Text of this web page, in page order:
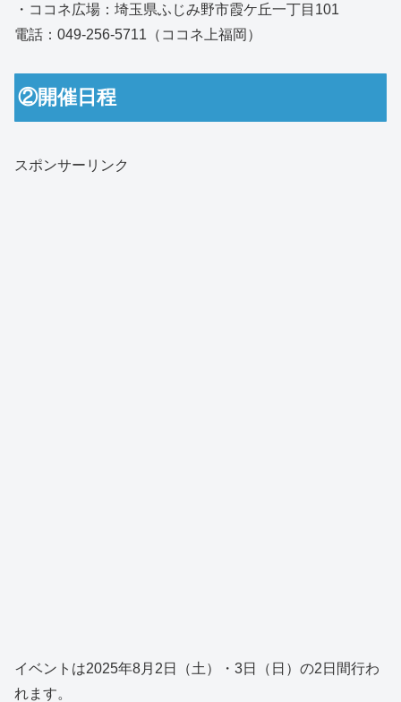
・ココネ広場：埼玉県ふじみ野市霞ケ丘一丁目101
電話：049-256-5711（ココネ上福岡）
②開催日程
スポンサーリンク
イベントは2025年8月2日（土）・3日（日）の2日間行わ
れます。